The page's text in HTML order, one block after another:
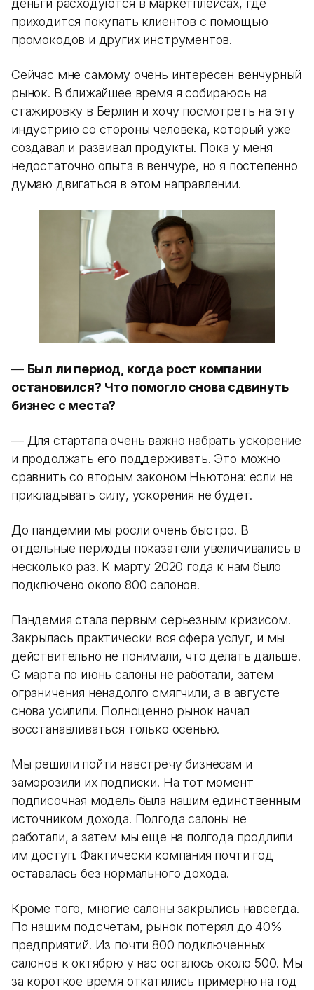
деньги расходуются в маркетплейсах, где
приходится покупать клиентов с помощью
промокодов и других инструментов.
Сейчас мне самому очень интересен венчурный
рынок. В ближайшее время я собираюсь на
стажировку в Берлин и хочу посмотреть на эту
индустрию со стороны человека, который уже
создавал и развивал продукты. Пока у меня
недостаточно опыта в венчуре, но я постепенно
думаю двигаться в этом направлении.
— Был ли период, когда рост компании
остановился? Что помогло снова сдвинуть
бизнес с места?
— Для стартапа очень важно набрать ускорение
и продолжать его поддерживать. Это можно
сравнить со вторым законом Ньютона: если не
прикладывать силу, ускорения не будет.
До пандемии мы росли очень быстро. В
отдельные периоды показатели увеличивались в
несколько раз. К марту 2020 года к нам было
подключено около 800 салонов.
Пандемия стала первым серьезным кризисом.
Закрылась практически вся сфера услуг, и мы
действительно не понимали, что делать дальше.
С марта по июнь салоны не работали, затем
ограничения ненадолго смягчили, а в августе
снова усилили. Полноценно рынок начал
восстанавливаться только осенью.
Мы решили пойти навстречу бизнесам и
заморозили их подписки. На тот момент
подписочная модель была нашим единственным
источником дохода. Полгода салоны не
работали, а затем мы еще на полгода продлили
им доступ. Фактически компания почти год
оставалась без нормального дохода.
Кроме того, многие салоны закрылись навсегда.
По нашим подсчетам, рынок потерял до 40%
предприятий. Из почти 800 подключенных
салонов к октябрю у нас осталось около 500. Мы
за короткое время откатились примерно на год